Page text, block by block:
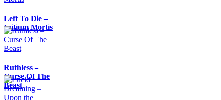
Left To Die –
Initium Mortis
Ruthless –
Curse Of The
Beast